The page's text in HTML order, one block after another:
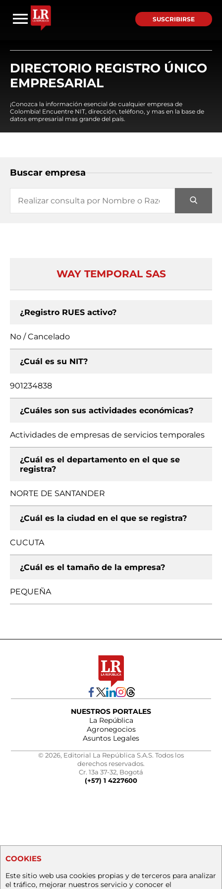
SUSCRIBIRSE
DIRECTORIO REGISTRO ÚNICO
EMPRESARIAL
¡Conozca la información esencial de cualquier empresa de
Colombia! Encuentre NIT, dirección, teléfono, y mas en la base de
datos empresarial mas grande del país.
Buscar empresa
WAY TEMPORAL SAS
¿Registro RUES activo?
No / Cancelado
¿Cuál es su NIT?
901234838
¿Cuáles son sus actividades económicas?
Actividades de empresas de servicios temporales
¿Cuál es el departamento en el que se
registra?
NORTE DE SANTANDER
¿Cuál es la ciudad en el que se registra?
CUCUTA
¿Cuál es el tamaño de la empresa?
PEQUEÑA
NUESTROS PORTALES
La República
Agronegocios
Asuntos Legales
© 2026, Editorial La República S.A.S. Todos los
derechos reservados.
Cr. 13a 37-32, Bogotá
(+57) 1 4227600
COOKIES
Este sitio web usa cookies propias y de terceros para analizar
el tráfico, mejorar nuestros servicio y conocer el